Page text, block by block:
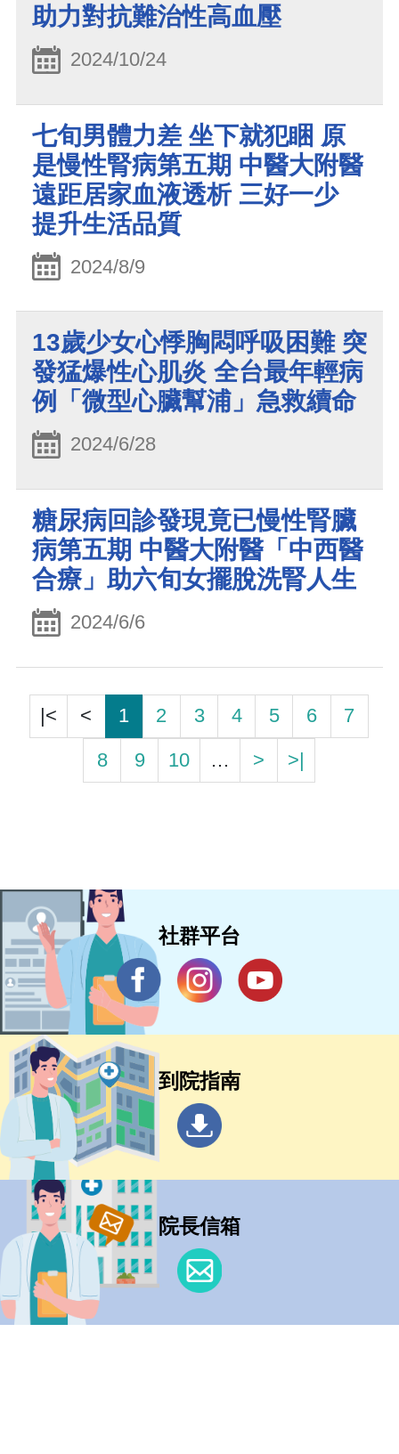
助力對抗難治性高血壓
2024/10/24
七旬男體力差 坐下就犯睏 原
是慢性腎病第五期 中醫大附醫
遠距居家血液透析 三好一少
提升生活品質
2024/8/9
13歲少女心悸胸悶呼吸困難 突
發猛爆性心肌炎 全台最年輕病
例「微型心臟幫浦」急救續命
2024/6/28
糖尿病回診發現竟已慢性腎臟
病第五期 中醫大附醫「中西醫
合療」助六旬女擺脫洗腎人生
2024/6/6
|< < 1 2 3 4 5 6
7
8
9 10 … > >|
社群平台
到院指南
院長信箱